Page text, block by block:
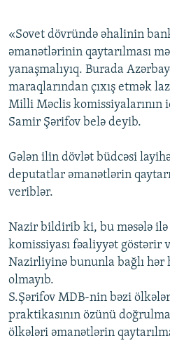
XƏBƏR BÜLLETENLƏRIMIZ
«Sovet dövründə əhalinin
əmanətlərinin qaytarılması
yanaşmalıyıq. Burada
maraqlarından çıxış etmək
Milli Məclis komissiyalarının
Samir Şərifov belə deyib.
Gələn ilin dövlət büdcəsi
deputatlar əmanətlərin
veriblər.
Nazir bildirib ki, bu məsələ
komissiyası fəaliyyət
Nazirliyinə bununla bağlı hər
olmayıb.
S.Şərifov MDB-nin bəzi
praktikasının özünü
ölkələri əmanətlərin